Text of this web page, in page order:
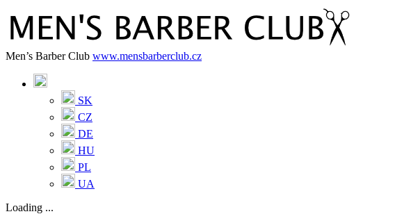
Men’s Barber Club www.mensbarberclub.cz
SK
CZ
DE
HU
PL
UA
Loading ...